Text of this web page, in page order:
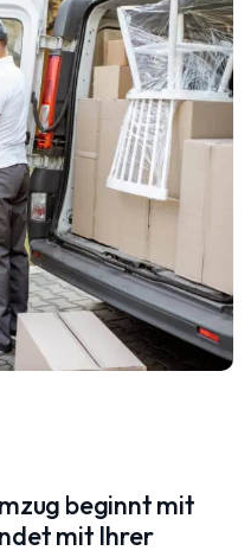
beginnt mit
mit Ihrer